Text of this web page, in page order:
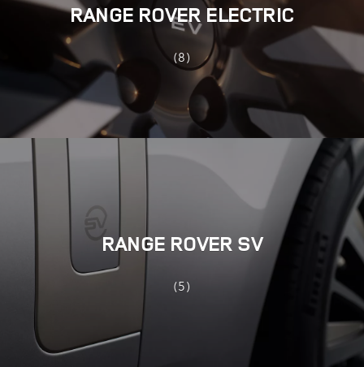
RANGE ROVER ELECTRIC
(8)
RANGE ROVER SV
(5)